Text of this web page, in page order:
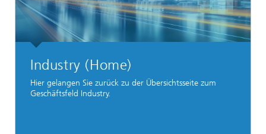
Industry (Home)
Hier gelangen Sie zurück zu der Übersichtsseite zum
Geschäftsfeld Industry.